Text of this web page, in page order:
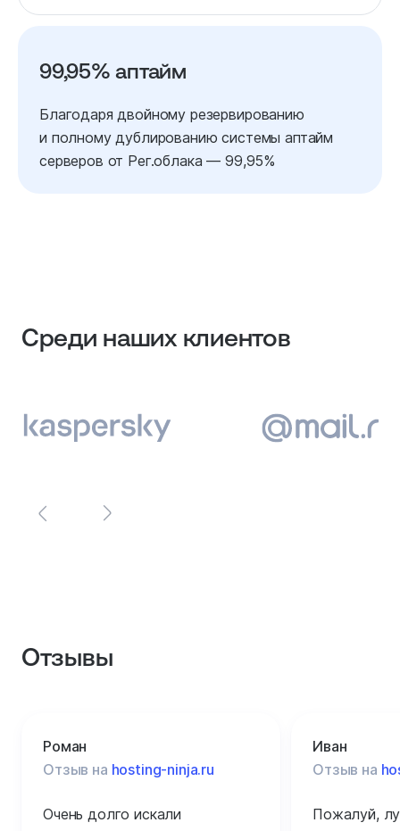
99,95% аптайм
Благодаря двойному резервированию
и полному дублированию системы аптайм
серверов от Рег.облака — 99,95%
Среди наших клиентов
Отзывы
Роман
Отзыв на hosting-ninja.ru
Очень долго искали
Иван
Отзыв на
Пожалуй,